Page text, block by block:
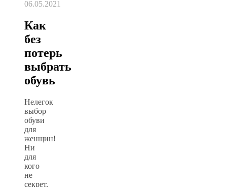
06.05.2021
Как
без
потерь
выбрать
обувь
Нелегок
выбор
обуви
для
женщин!
Ни
для
кого
не
секрет,